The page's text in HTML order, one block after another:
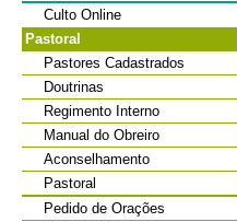
Culto Online
Pastoral
Pastores Cadastrados
Doutrinas
Regimento Interno
Manual do Obreiro
Aconselhamento
Pastoral
Pedido de Orações